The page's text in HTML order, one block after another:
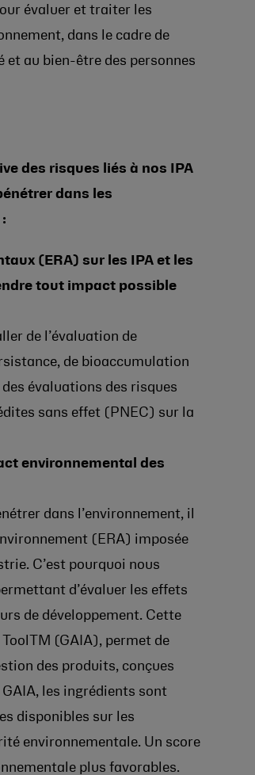
évaluer et traiter les
dans le cadre de
au bien-être des personnes
des risques liés à nos IPA
dans les
(ERA) sur les IPA et les
tout impact possible
de l’évaluation de
de bioaccumulation
des évaluations des risques
sans effet (PNEC) sur la
environnemental des
dans l’environnement, il
(ERA) imposée
C’est pourquoi nous
d’évaluer les effets
de développement. Cette
(GAIA), permet de
des produits, conçues
les ingrédients sont
disponibles sur les
environnementale. Un score
plus favorables.